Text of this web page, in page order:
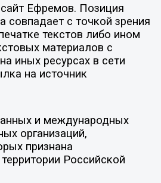
Ефремов. Позиция
совпадает с точкой зрения
текстов либо ином
материалов с
иных ресурсах в сети
на источник
и международных
организаций,
признана
Российской